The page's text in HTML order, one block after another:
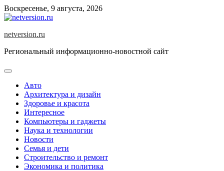
Skip
to
Воскресенье, 9 августа, 2026
netversion.ru
Региональный информационно-новостной сайт
Авто
Архитектура и дизайн
Здоровье и красота
Интересное
Компьютеры и гаджеты
Наука и технологии
Новости
Семья и дети
Строительство и ремонт
Экономика и политика